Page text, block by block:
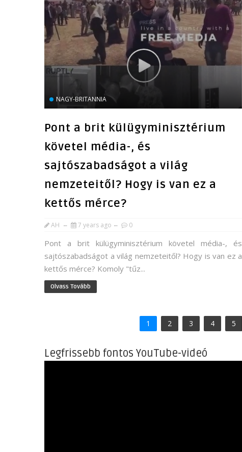
NAGY-BRITANNIA
Pont a brit külügyminisztérium
követel média-, és
sajtószabadságot a világ
nemzeteitől? Hogy is van ez a
kettős mérce?
AH 7 years ago 0
Pont a brit külügyminisztérium követel média-, és
sajtószabadságot a világ nemzeteitől? Hogy is van ez a
kettős mérce? Komoly "tűz...
Olvass Tovább
1 2 3 4 5
Legfrissebb fontos YouTube-videó